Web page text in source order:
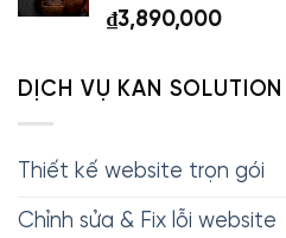
₫3,890,000
DỊCH VỤ KAN SOLUTION
Thiết kế website trọn gói
Chỉnh sửa & Fix lỗi website